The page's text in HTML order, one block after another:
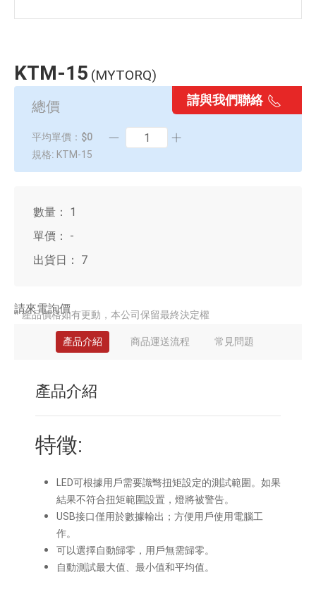
KTM-15 (MYTORQ)
總價
平均單價：$0
請與我們聯絡
規格: KTM-15
數量：
1
單價：
-
出貨日：
7
請來電詢價
* 產品價格如有更動，本公司保留最終決定權
產品介紹 商品運送流程 常見問題
產品介紹
特徵:
LED可根據用戶需要識彆扭矩設定的測試範圍。如果
結果不符合扭矩範圍設置，燈將被警告。
USB接口僅用於數據輸出；方便用戶使用電腦工
作。
可以選擇自動歸零，用戶無需歸零。
自動測試最大值、最小值和平均值。